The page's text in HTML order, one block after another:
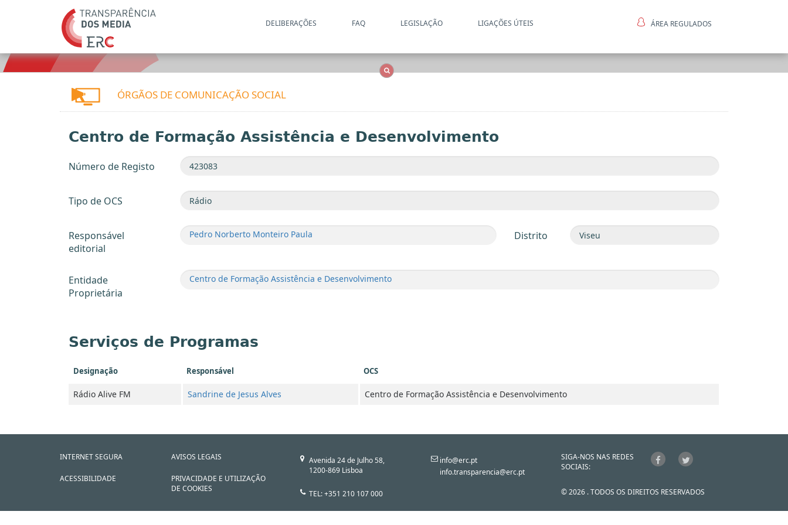
DELIBERAÇÕES FAQ LEGISLAÇÃO LIGAÇÕES ÚTEIS ÁREA REGULADOS
ÓRGÃOS DE COMUNICAÇÃO SOCIAL
Centro de Formação Assistência e Desenvolvimento
Número de Registo
Tipo de OCS
Responsável
editorial
Pedro Norberto Monteiro Paula Distrito
Entidade
Proprietária
Centro de Formação Assistência e Desenvolvimento
Serviços de Programas
Designação Responsável OCS
Rádio Alive FM Sandrine de Jesus Alves Centro de Formação Assistência e Desenvolvimento
INTERNET SEGURA
ACESSIBILIDADE
AVISOS LEGAIS
PRIVACIDADE E UTILIZAÇÃO
DE COOKIES
Avenida 24 de Julho 58,
1200-869 Lisboa
TEL: +351 210 107 000
info@erc.pt
info.transparencia@erc.pt
SIGA-NOS NAS REDES
SOCIAIS:
© 2026 . TODOS OS DIREITOS RESERVADOS